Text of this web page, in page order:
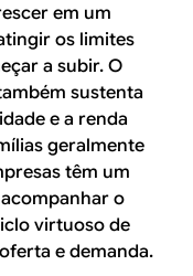
em um
os limites
a subir. O
sustenta
e a renda
geralmente
têm um
o
virtuoso de
e demanda.